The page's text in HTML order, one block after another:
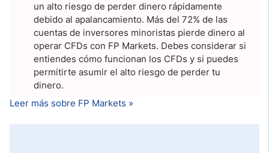
un alto riesgo de perder dinero rápidamente
debido al apalancamiento. Más del 72% de las
cuentas de inversores minoristas pierde dinero al
operar CFDs con FP Markets. Debes considerar si
entiendes cómo funcionan los CFDs y si puedes
permitirte asumir el alto riesgo de perder tu
dinero.
Leer más sobre FP Markets »